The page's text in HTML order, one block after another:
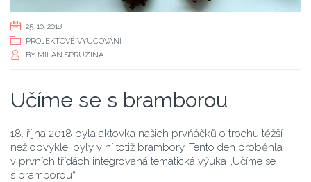
25. 10. 2018
PROJEKTOVÉ VYUČOVÁNÍ
BY MILAN SPRUZINA
Učíme se s bramborou
18. října 2018 byla aktovka našich prvňáčků o trochu těžší
než obvykle, byly v ní totiž brambory. Tento den proběhla
v prvních třídách integrovaná tematická výuka „Učíme se
s bramborou“.